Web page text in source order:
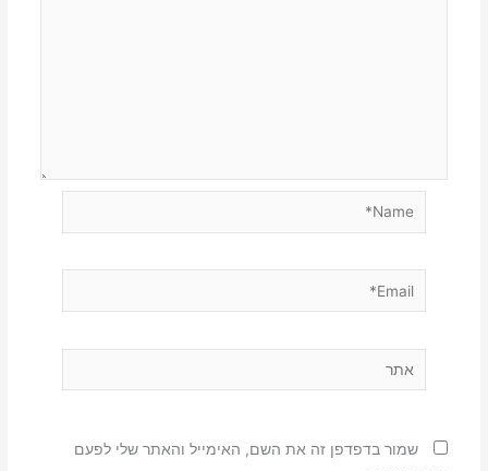
Email*
שמור בדפדפן זה את השם, האימייל והאתר שלי לפעם